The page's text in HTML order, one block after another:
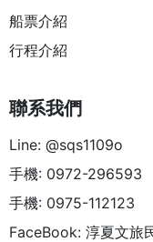
船票介紹
行程介紹
聯系我們
Line: @sqs1109o
手機: 0972-296593
手機: 0975-112123
FaceBook: 淳夏文旅